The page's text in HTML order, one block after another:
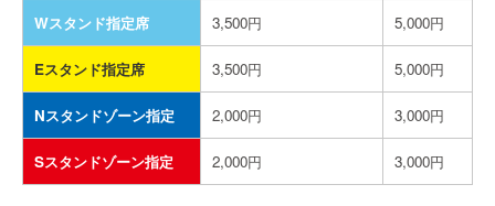
Wスタンド指定席 3,500円 5,000円
Eスタンド指定席 3,500円 5,000円
Nスタンドゾーン指定 2,000円 3,000円
Sスタンドゾーン指定 2,000円 3,000円